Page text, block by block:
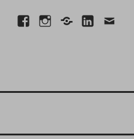
FacebookInstagram
Xing Linkedin
E-